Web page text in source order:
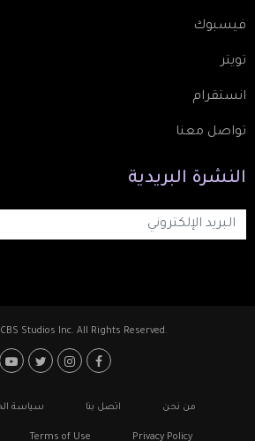
فيسبوك
تويتر
انستقرام
تواصل معنا
النشرة البريدية
Studios Inc. All Rights Reserved.
Footer: Social Media
Footerمن نحن اتصل بنا سياسة
Privacy Policy
Terms of Use